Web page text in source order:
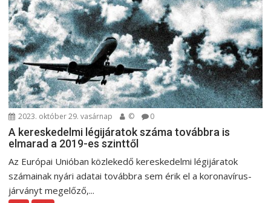
2023. október 29. vasárnap © 0
A kereskedelmi légijáratok száma továbbra is
elmarad a 2019-es szinttől
Az Európai Unióban közlekedő kereskedelmi légijáratok
számainak nyári adatai továbbra sem érik el a koronavírus-
járványt megelőző,...